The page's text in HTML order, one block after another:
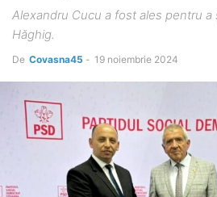
Alexandru Cucu a fost ales pentru a
Hăghig.
De Covasna45 - 19 noiembrie 2024